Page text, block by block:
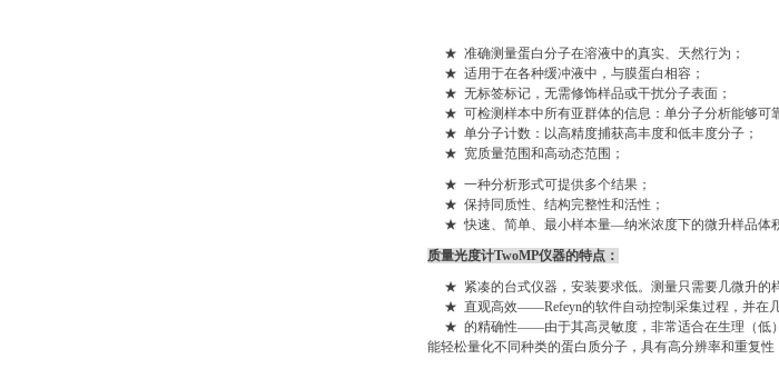
★ 准确测量蛋白分子在溶液中的真实、天然行为；
★ 适用于在各种缓冲液中，与膜蛋白相容；
★ 无标签标记，无需修饰样品或干扰分子表面；
★ 可检测样本中所有亚群体的信息：单分子分析能够可
★ 单分子计数：以高精度捕获高丰度和低丰度分子；
★ 宽质量范围和高动态范围；
★ 一种分析形式可提供多个结果；
★ 保持同质性、结构完整性和活性；
★ 快速、简单、最小样本量—纳米浓度下的微升样品体
质量光度计TwoMP仪器的特点：
★ 紧凑的台式仪器，安装要求低。测量只需要几微升的
★ 直观高效——Refeyn的软件自动控制采集过程，并在几
★ 的精确性——由于其高灵敏度，非常适合在生理（低）
能轻松量化不同种类的蛋白质分子，具有高分辨率和重复性